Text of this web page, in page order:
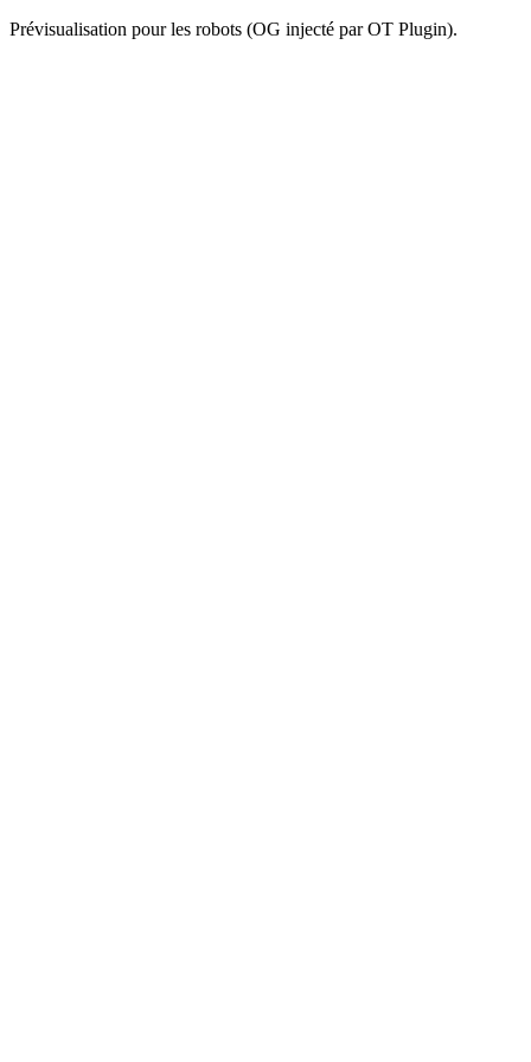
Prévisualisation pour les robots (OG injecté par OT Plugin).